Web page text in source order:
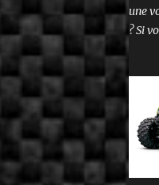
une
? Si
du